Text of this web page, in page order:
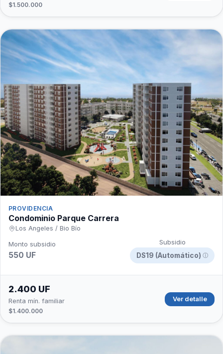
$1.500.000
PROVIDENCIA
Condominio Parque Carrera
Los Angeles / Bio Bío
Monto subsidio
550 UF
Subsidio
DS19 (Automático) ⓘ
2.400 UF
Renta mín. familiar
$1.400.000
Ver detalle